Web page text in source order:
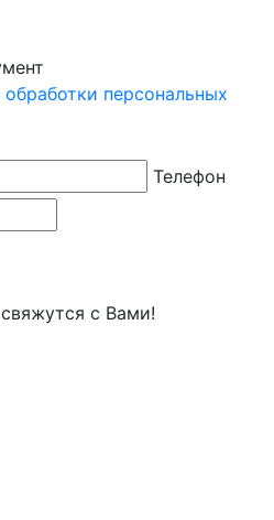
персональных
Телефон
с Вами!